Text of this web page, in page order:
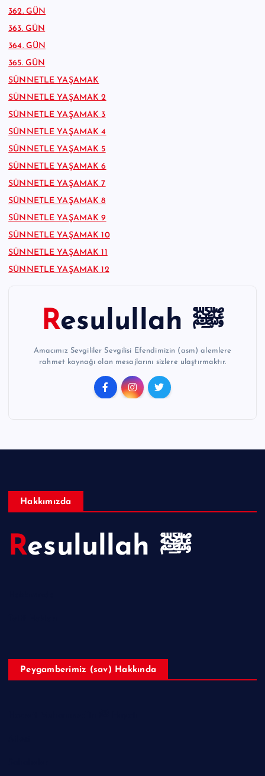
362. GÜN
363. GÜN
364. GÜN
365. GÜN
SÜNNETLE YAŞAMAK
SÜNNETLE YAŞAMAK 2
SÜNNETLE YAŞAMAK 3
SÜNNETLE YAŞAMAK 4
SÜNNETLE YAŞAMAK 5
SÜNNETLE YAŞAMAK 6
SÜNNETLE YAŞAMAK 7
SÜNNETLE YAŞAMAK 8
SÜNNETLE YAŞAMAK 9
SÜNNETLE YAŞAMAK 10
SÜNNETLE YAŞAMAK 11
SÜNNETLE YAŞAMAK 12
Resulullah ﷺ
Amacımız Sevgililer Sevgilisi Efendimizin (asm) alemlere
rahmet kaynağı olan mesajlarını sizlere ulaştırmaktır.
Hakkımızda
Resulullah ﷺ
Peygamberimiz (sav) Hakkında